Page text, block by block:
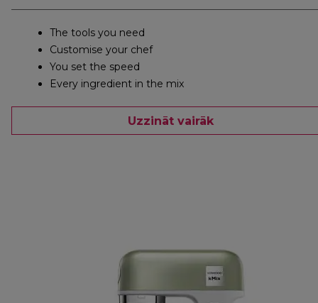
The tools you need
Customise your chef
You set the speed
Every ingredient in the mix
Uzzināt vairāk